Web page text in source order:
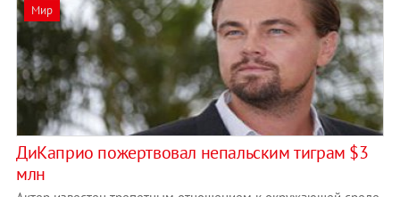
Мир
ДиКаприо пожертвовал непальским тиграм $3
млн